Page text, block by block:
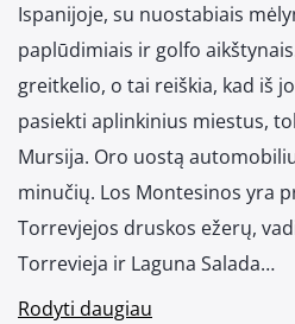
Ispanijoje, su nuostabiais
paplūdimiais ir golfo
greitkelio, o tai reiškia, kad iš
pasiekti aplinkinius miestus,
Mursija. Oro uostą
minučių. Los Montesinos yra
Torrevjejos druskos ežerų,
Torrevieja ir Laguna Salada…
Rodyti daugiau